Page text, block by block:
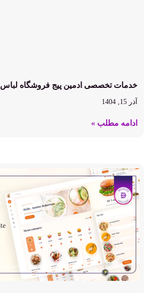
خدمات تخصصی ادمین پیج فروشگاه لباس
آذر 15, 1404
ادامه مطلب »